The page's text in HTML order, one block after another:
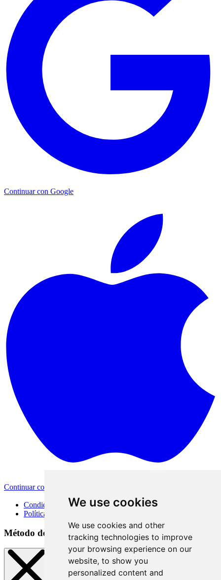
We use cookies
We use cookies and other
tracking technologies to improve
your browsing experience on our
website, to show you
personalized content and
Continuar con Google
Continuar con Apple
Condiciones de uso
Política de privacidad
Método de inicio de sesión